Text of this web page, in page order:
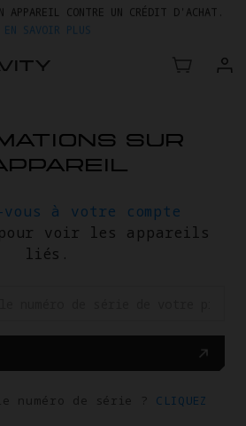
APPAREIL CONTRE UN CRÉDIT D'ACHAT.
EN SAVOIR PLUS
SUR
vous à votre compte
voir les appareils
liés.
numéro de série ? CLIQUEZ